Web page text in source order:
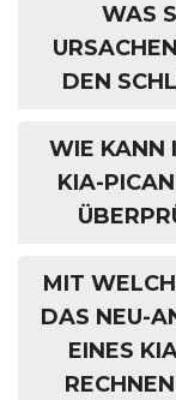
WAS
DEN
WIE KANN
KIA-
MIT
DAS NEU-
EINES